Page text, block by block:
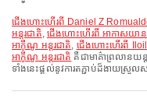
ជើងហោះហើរពី Daniel Z Romualdez Airport ទៅ អាកាសយានដ្ឋាននិនុយ អាកូីណូ
អន្តរជាតិ, ជើងហោះហើរពី អាកាសយាន
អាកូីណូ អន្តរជាតិ, ជើងហោះហើរពី
អាកូីណូ អន្តរជាតិ គឺជាមាគ៌ាព្រលាន
ទាំងនេះផ្តល់នូវការតភ្ជាប់ដ៏ងាយស្រួលស